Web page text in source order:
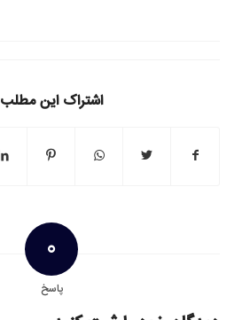
اشتراک این مطلب
0
پاسخ